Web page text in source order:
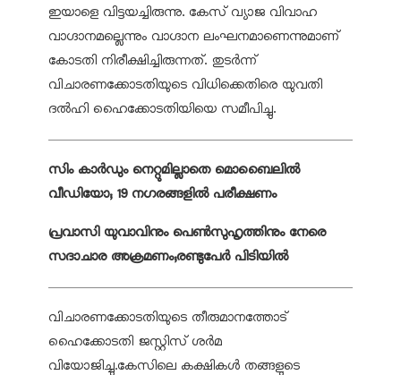
ഇയാളെ വിട്ടയച്ചിരുന്നു. കേസ് വ്യാജ വിവാഹ
വാഗ്ദാനമല്ലെന്നും വാഗ്ദാന ലംഘനമാണെന്നുമാണ്
കോടതി നിരീക്ഷിച്ചിരുന്നത്. തുടര്‍ന്ന്
വിചാരണക്കോടതിയുടെ വിധിക്കെതിരെ യുവതി
ദല്‍ഹി ഹൈക്കോടതിയിയെ സമീപിച്ചു.
സിം കാര്‍ഡും നെറ്റുമില്ലാതെ മൊബൈലില്‍
വീഡിയോ; 19 നഗരങ്ങളില്‍ പരീക്ഷണം
പ്രവാസി യുവാവിനും പെണ്‍സുഹൃത്തിനും നേരെ
സദാചാര അക്രമണം;രണ്ടുപേര്‍ പിടിയില്‍
വിചാരണക്കോടതിയുടെ തീരുമാനത്തോട്
ഹൈക്കോടതി ജസ്റ്റിസ് ശര്‍മ
വിയോജിച്ചു.കേസിലെ കക്ഷികള്‍ തങ്ങളുടെ